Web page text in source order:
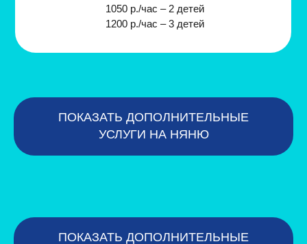
1050 р./час – 2 детей
1200 р./час – 3 детей
ПОКАЗАТЬ ДОПОЛНИТЕЛЬНЫЕ
УСЛУГИ НА НЯНЮ
ПОКАЗАТЬ ДОПОЛНИТЕЛЬНЫЕ